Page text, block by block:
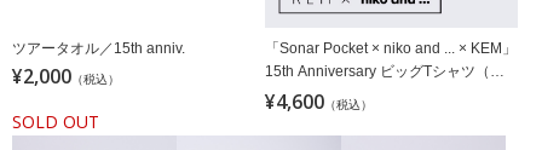
ツアータオル／15th anniv.
¥2,000 （税込）
SOLD OUT
「Sonar Pocket × niko and ... × KEM」
15th Anniversary ビッグTシャツ（ス
ミクロ）
¥4,600 （税込）